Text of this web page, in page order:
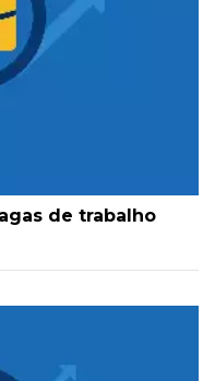
de trabalho